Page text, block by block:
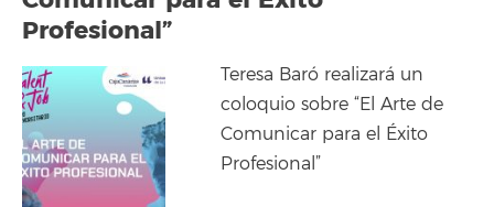
Profesional”
Teresa Baró realizará un
coloquio sobre “El Arte de
Comunicar para el Éxito
Profesional”